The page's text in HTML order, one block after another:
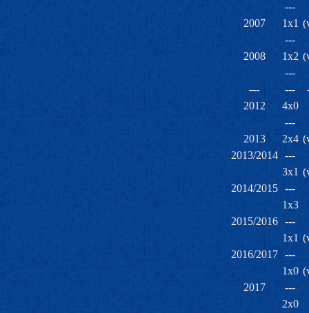
---
2007
1x1
---
2008
1x2
---
---
---
2012
4x0
---
2013
2x4
2013/2014
---
3x1
2014/2015
---
1x3
2015/2016
---
1x1
2016/2017
---
1x0
2017
---
2x0